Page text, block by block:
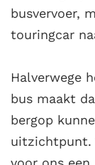
busvervoer,
touringcar
Halverwege
bus maakt
bergop
uitzichtpunt.